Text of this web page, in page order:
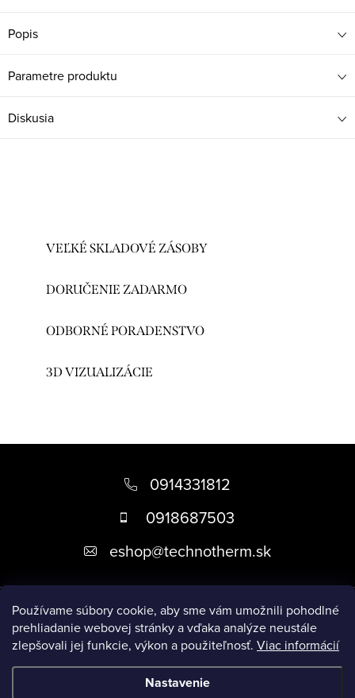
Používame súbory cookie, aby sme vám umožnili pohodlné
prehliadanie webovej stránky a vďaka analýze neustále
zlepšovali jej funkcie, výkon a použiteľnosť. Viac informácií
Nastavenie
Popis
Parametre produktu
Diskusia
VEĽKÉ SKLADOVÉ ZÁSOBY
DORUČENIE ZADARMO
ODBORNÉ PORADENSTVO
3D VIZUALIZÁCIE
i
0914331812
0918687503
eshop@technotherm.sk
Informácie
Prijímame online platby